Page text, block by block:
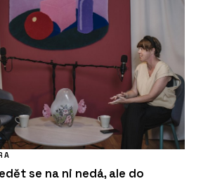
se na ni nedá, ale do